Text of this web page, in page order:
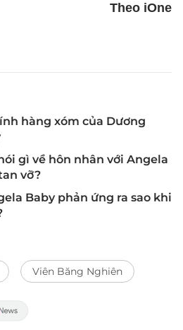
Theo iOne
hàng xóm của Dương
gì về hôn nhân với Angela
vỡ?
Baby phản ứng ra sao khi
Viên Băng Nghiên